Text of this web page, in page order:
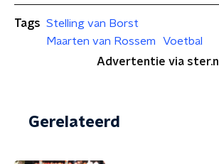
Tags Stelling van Borst
Maarten van Rossem
Voetbal
Advertentie via ster.nl
Gerelateerd